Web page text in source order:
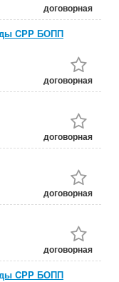
договорная
CPP БОПП
договорная
договорная
договорная
договорная
CPP БОПП